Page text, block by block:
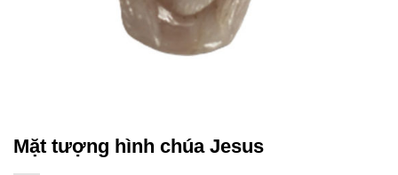
Mặt tượng hình chúa Jesus